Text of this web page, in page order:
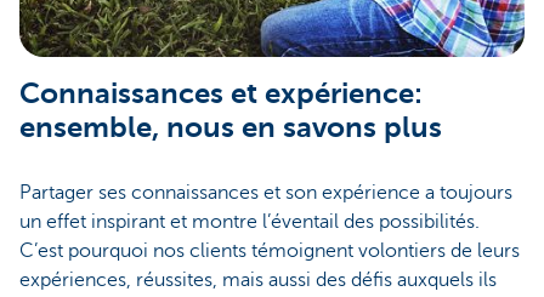
Connaissances et expérience:
ensemble, nous en savons plus
Partager ses connaissances et son expérience a toujours
un effet inspirant et montre l’éventail des possibilités.
C’est pourquoi nos clients témoignent volontiers de leurs
expériences, réussites, mais aussi des défis auxquels ils